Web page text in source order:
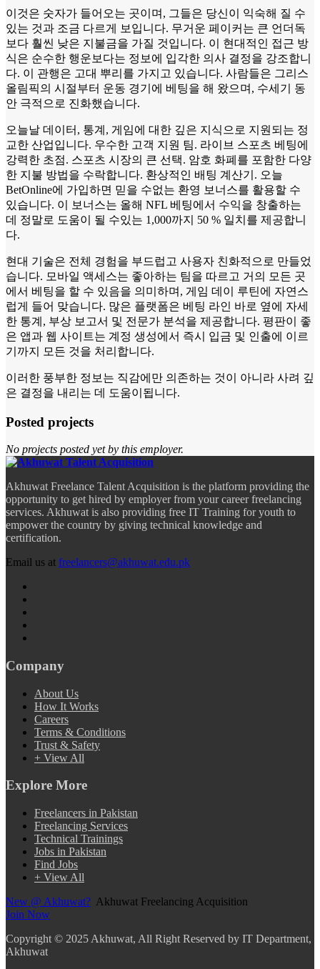
이것은 숫자가 들어오는 곳이며, 그들은 당신이 익숙해 질 수
있는 것과 조금 다르게 보입니다. 무거운 페이커는 큰 언더독
보다 훨씬 낮은 지불금을 가질 것입니다. 이 현대적인 접근 방
식은 순수한 행운보다는 정보에 입각한 의사 결정을 강조합니
다. 이 관행은 고대 뿌리를 가지고 있습니다. 사람들은 그리스
올림픽의 시절부터 운동 경기에 베팅을 해 왔으며, 수세기 동
안 극적으로 진화했습니다.
오늘날 데이터, 통계, 게임에 대한 깊은 지식으로 지원되는 정
교한 산업입니다. 우수한 고객 지원 팀. 라이브 스포츠 베팅에
강력한 초점. 스포츠 시장의 큰 선택. 암호 화폐를 포함한 다양
한 지불 방법을 수락합니다. 환상적인 배팅 계산기. 오늘
BetOnline에 가입하면 믿을 수없는 환영 보너스를 활용할 수
있습니다. 이 보너스는 올해 NFL 베팅에서 수익을 창출하는
데 정말로 도움이 될 수있는 1,000까지 50 % 일치를 제공합니
다.
현대 기술은 전체 경험을 부드럽고 사용자 친화적으로 만들었
습니다. 모바일 액세스는 좋아하는 팀을 따르고 거의 모든 곳
에서 베팅을 할 수 있음을 의미하며, 게임 데이 루틴에 자연스
럽게 들어 맞습니다. 많은 플랫폼은 베팅 라인 바로 옆에 자세
한 통계, 부상 보고서 및 전문가 분석을 제공합니다. 평판이 좋
은 앱과 웹 사이트는 계정 생성에서 즉시 입금 및 인출에 이르
기까지 모든 것을 처리합니다.
이러한 풍부한 정보는 직감에만 의존하는 것이 아니라 사려 깊
은 결정을 내리는 데 도움이됩니다.
Posted projects
No projects posted yet by this employer.
Akhuwat Freelance Talent Acquisition is the platform providing the
opportunity to get hired by employer from your career freelancing
services. Akhuwat is also providing free IT Training for youth to
empower the country by giving technical knowledge and
certification.
Email us at freelancers@akhuwat.edu.pk
Company
About Us
How It Works
Careers
Terms & Conditions
Trust & Safety
+ View All
Explore More
Freelancers in Pakistan
Freelancing Services
Technical Trainings
Jobs in Pakistan
Find Jobs
+ View All
New @ Akhuwat? Akhuwat Freelancing Acquisition
Join Now
Copyright © 2025 Akhuwat, All Right Reserved by IT Department,
Akhuwat